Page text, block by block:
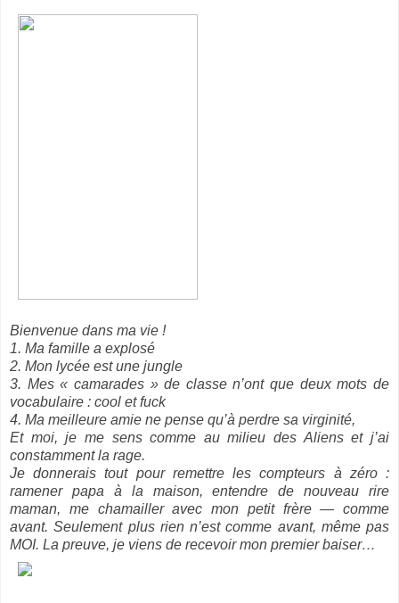
Bienvenue dans ma vie !
1. Ma famille a explosé
2. Mon lycée est une jungle
3. Mes « camarades » de classe n’ont que deux mots de
vocabulaire : cool et fuck
4. Ma meilleure amie ne pense qu’à perdre sa virginité,
Et moi, je me sens comme au milieu des Aliens et j’ai
constamment la rage.
Je donnerais tout pour remettre les compteurs à zéro :
ramener papa à la maison, entendre de nouveau rire
maman, me chamailler avec mon petit frère — comme
avant. Seulement plus rien n’est comme avant, même pas
MOI. La preuve, je viens de recevoir mon premier baiser…